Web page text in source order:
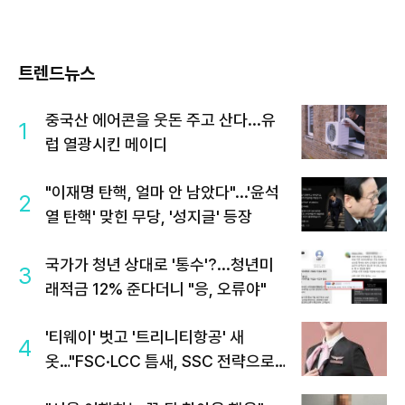
트렌드뉴스
1
중국산 에어콘을 웃돈 주고 산다...유
럽 열광시킨 메이디
2
"이재명 탄핵, 얼마 안 남았다"...'윤석
열 탄핵' 맞힌 무당, '성지글' 등장
3
국가가 청년 상대로 '통수'?...청년미
래적금 12% 준다더니 "응, 오류야"
4
'티웨이' 벗고 '트리니티항공' 새
옷…"FSC·LCC 틈새, SSC 전략으로